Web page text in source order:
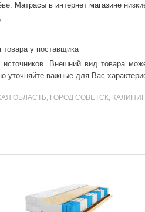
Матрасы в интернет магазине
товара у поставщика
Внешний вид товара
уточняйте важные для Вас
ОБЛАСТЬ, ГОРОД СОВЕТСК,